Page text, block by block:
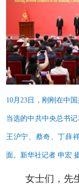
10月23日，刚刚在中
当选的中共中央总书
王沪宁、蔡奇、丁薛
面。新华社记者 申宏
女士们，先生